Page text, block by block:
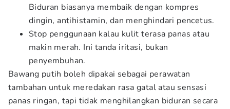
Biduran biasanya membaik dengan kompres
dingin, antihistamin, dan menghindari pencetus.
Stop penggunaan kalau kulit terasa panas atau
makin merah. Ini tanda iritasi, bukan
penyembuhan.
Bawang putih boleh dipakai sebagai perawatan
tambahan untuk meredakan rasa gatal atau sensasi
panas ringan, tapi tidak menghilangkan biduran secara